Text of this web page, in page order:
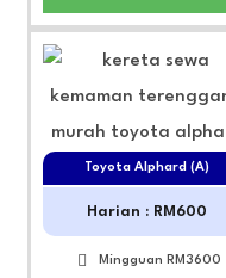
Toyota Alphard (A)
Harian : RM600
Mingguan RM3600